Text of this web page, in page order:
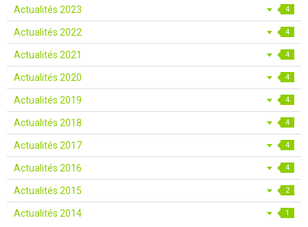
Actualités 2023 4
Actualités 2022 4
Actualités 2021 4
Actualités 2020 4
Actualités 2019 4
Actualités 2018 4
Actualités 2017 4
Actualités 2016 4
Actualités 2015 2
Actualités 2014 1